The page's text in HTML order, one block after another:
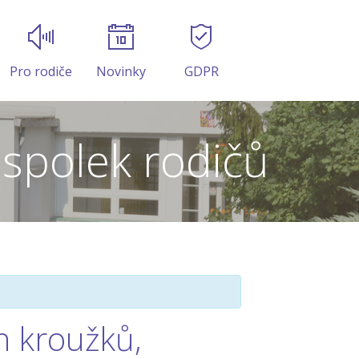
Pro rodiče Novinky GDPR
rodičů
kroužků,